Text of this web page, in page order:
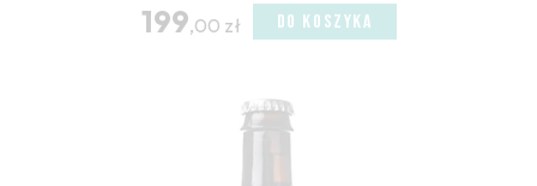
199,00 zł DO KOSZYKA